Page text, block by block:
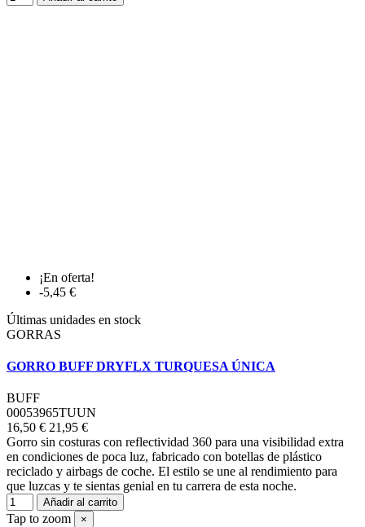
¡En oferta!
-5,45 €
Últimas unidades en stock
GORRAS
GORRO BUFF DRYFLX TURQUESA ÚNICA
BUFF
00053965TUUN
16,50 € 21,95 €
Gorro sin costuras con reflectividad 360 para una visibilidad extra
en condiciones de poca luz, fabricado con botellas de plástico
reciclado y airbags de coche. El estilo se une al rendimiento para
que luzcas y te sientas genial en tu carrera de esta noche.
Añadir al carrito
Tap to zoom ×